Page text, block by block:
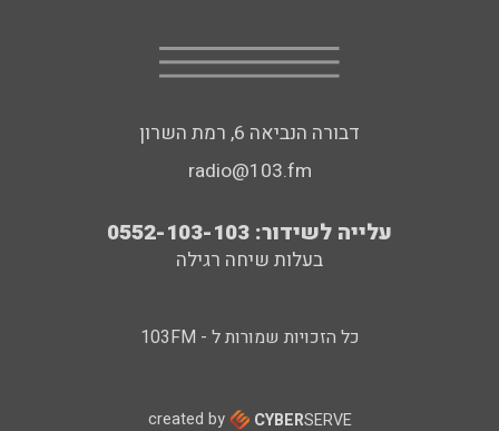
דבורה הנביאה 6, רמת השרון
radio@103.fm
עלייה לשידור: 0552-103-103
בעלות שיחה רגילה
כל הזכויות שמורות ל - 103FM
created by CYBERSERVE